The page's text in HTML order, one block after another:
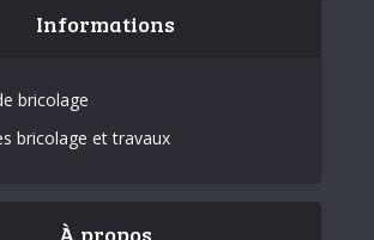
Informations
bricolage
bricolage et travaux
À propos